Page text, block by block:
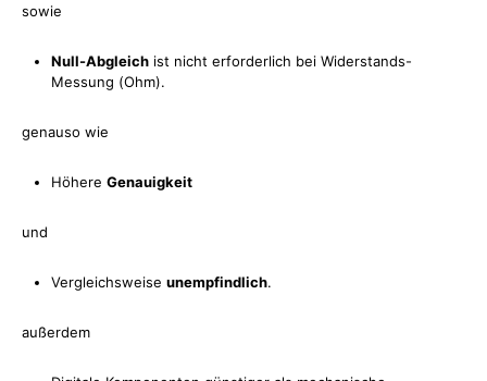
sowie
Null-Abgleich ist nicht erforderlich bei Widerstands-
Messung (Ohm).
genauso wie
Höhere Genauigkeit
und
Vergleichsweise unempfindlich.
außerdem